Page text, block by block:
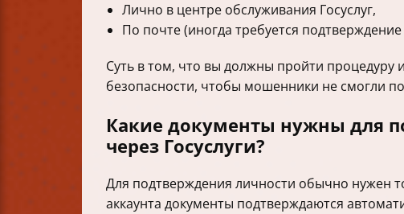
Лично в центре обслуживания Госуслуг,
По почте (иногда требуется
Суть в том, что вы должны пройти
безопасности, чтобы мошенники не смогли
Какие документы нужны для
через Госуслуги?
Для подтверждения личности обычно нужен
аккаунта документы подтверждаются